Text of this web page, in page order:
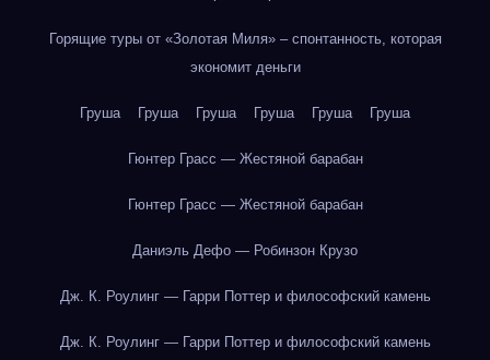
Горящие туры от «Золотая Миля» – спонтанность, которая
экономит деньги
Груша Груша Груша Груша Груша Груша
Гюнтер Грасс — Жестяной барабан
Гюнтер Грасс — Жестяной барабан
Даниэль Дефо — Робинзон Крузо
Дж. К. Роулинг — Гарри Поттер и философский камень
Дж. К. Роулинг — Гарри Поттер и философский камень